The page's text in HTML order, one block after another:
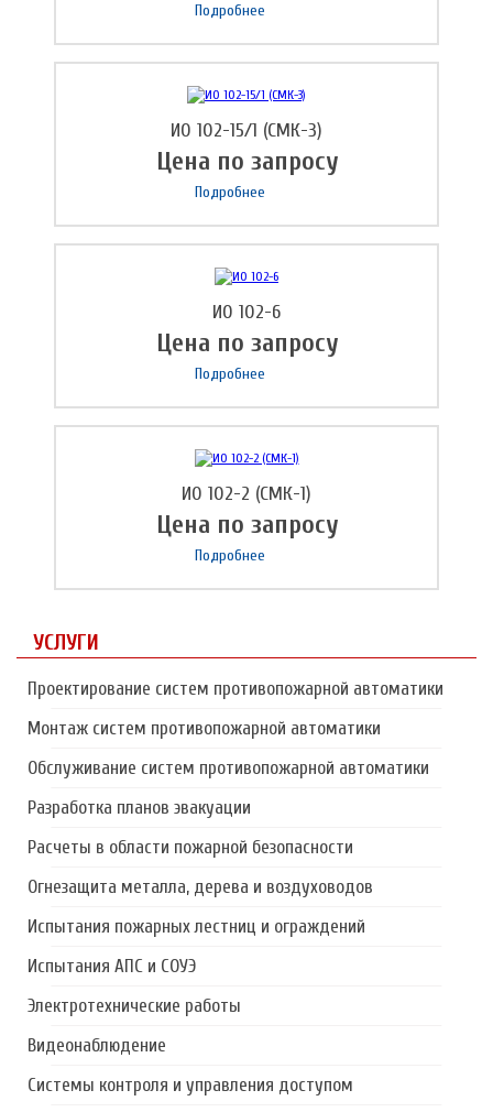
УСЛУГИ
Проектирование систем противопожарной автоматики
Монтаж систем противопожарной автоматики
Обслуживание систем противопожарной автоматики
Разработка планов эвакуации
Расчеты в области пожарной безопасности
Огнезащита металла, дерева и воздуховодов
Испытания пожарных лестниц и ограждений
Испытания АПС и СОУЭ
Электротехнические работы
Видеонаблюдение
Системы контроля и управления доступом
Подробнее
ИО 102-15/1 (СМК-3)
Цена по запросу
Подробнее
ИО 102-6
Цена по запросу
Подробнее
ИО 102-2 (СМК-1)
Цена по запросу
Подробнее